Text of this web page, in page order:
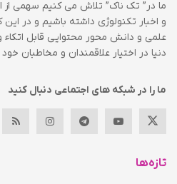
ما در” تک ناک” تلاش می کنیم سهمی از
و اخبار تکنولوژی داشته باشیم و در
علمی و دانش محور محتوایی قابل اتکاء
دنیا در اختیار علاقمندان و مخاطبان
ما را در شبکه های اجتماعی دنبال کنید
تازه‌ها